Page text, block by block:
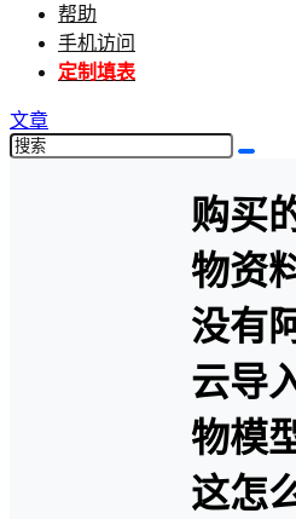
帮助
手机访问
定制填表
文章
购买
物资
没有
云导
物模
这怎